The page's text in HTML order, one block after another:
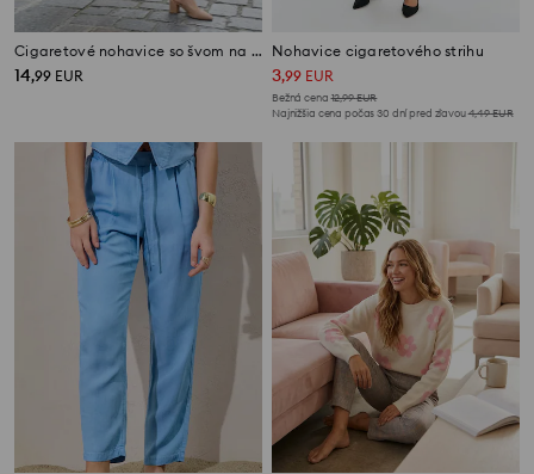
Cigaretové nohavice so švom na okraji a pásom
14,99 EUR
Nohavice cigaretového strihu
3,99 EUR
Bežná cena 12,99EUR
Najnižšia cena počas 30 dní pred zľavou4,49EUR